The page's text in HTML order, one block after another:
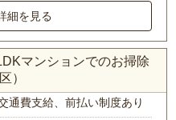
細を見る
マンションでのお掃除
）
通費支給、前払い制度あり